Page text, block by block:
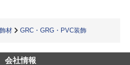
材 GRC・GRG・PVC装飾
会社情報